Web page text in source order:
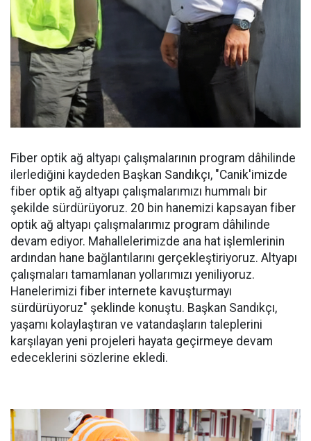
Fiber optik ağ altyapı çalışmalarının program dâhilinde
ilerlediğini kaydeden Başkan Sandıkçı, "Canik'imizde
fiber optik ağ altyapı çalışmalarımızı hummalı bir
şekilde sürdürüyoruz. 20 bin hanemizi kapsayan fiber
optik ağ altyapı çalışmalarımız program dâhilinde
devam ediyor. Mahallelerimizde ana hat işlemlerinin
ardından hane bağlantılarını gerçekleştiriyoruz. Altyapı
çalışmaları tamamlanan yollarımızı yeniliyoruz.
Hanelerimizi fiber internete kavuşturmayı
sürdürüyoruz" şeklinde konuştu. Başkan Sandıkçı,
yaşamı kolaylaştıran ve vatandaşların taleplerini
karşılayan yeni projeleri hayata geçirmeye devam
edeceklerini sözlerine ekledi.